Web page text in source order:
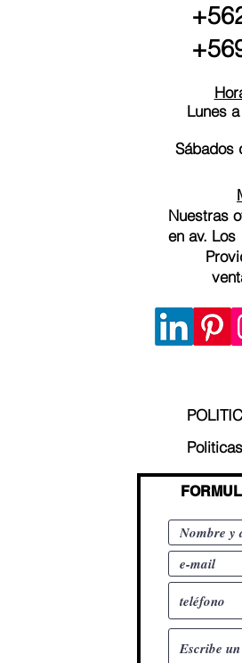
Lunes
Sábados
Nuestras
en av.